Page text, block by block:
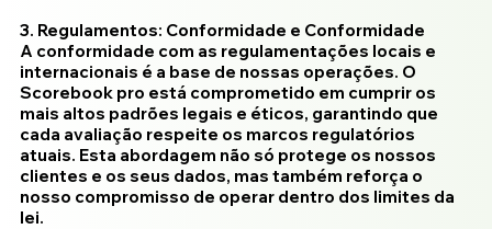
3. Regulamentos: Conformidade e Conformidade
A conformidade com as regulamentações locais e
internacionais é a base de nossas operações. O
Scorebook pro está comprometido em cumprir os
mais altos padrões legais e éticos, garantindo que
cada avaliação respeite os marcos regulatórios
atuais. Esta abordagem não só protege os nossos
clientes e os seus dados, mas também reforça o
nosso compromisso de operar dentro dos limites da
lei.